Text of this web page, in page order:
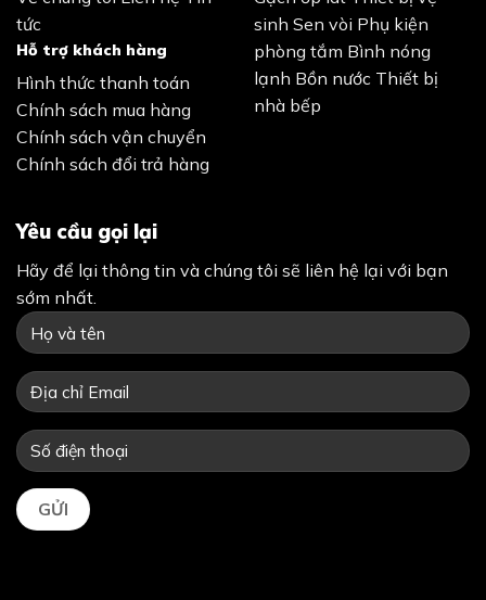
tức
Hỗ trợ khách hàng
Hình thức thanh toán
Chính sách mua hàng
Chính sách vận chuyển
Chính sách đổi trả hàng
sinh Sen vòi Phụ kiện
phòng tắm Bình nóng
lạnh Bồn nước Thiết bị
nhà bếp
Yêu cầu gọi lại
Hãy để lại thông tin và chúng tôi sẽ liên hệ lại với bạn
sớm nhất.